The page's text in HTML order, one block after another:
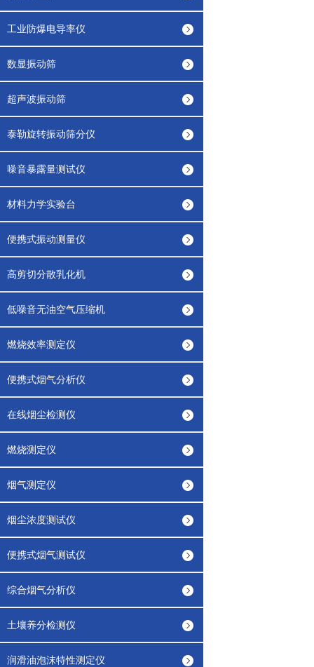
工业防爆电导率仪
数显振动筛
超声波振动筛
泰勒旋转振动筛分仪
噪音暴露量测试仪
材料力学实验台
便携式振动测量仪
高剪切分散乳化机
低噪音无油空气压缩机
燃烧效率测定仪
便携式烟气分析仪
在线烟尘检测仪
燃烧测定仪
烟气测定仪
烟尘浓度测试仪
便携式烟气测试仪
综合烟气分析仪
土壤养分检测仪
润滑油泡沫特性测定仪